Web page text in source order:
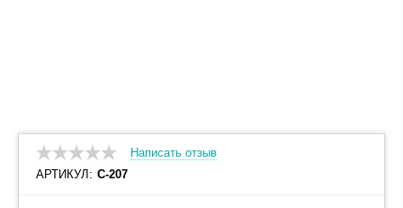
Написать отзыв
АРТИКУЛ: С-207